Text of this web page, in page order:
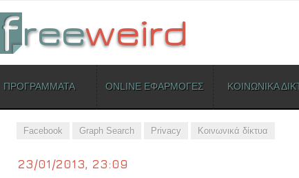
to content
ΠΡΟΓΡΑΜΜΑΤΑ ONLINE ΕΦΑΡΜΟΓΕΣ ΚΟΙΝΩΝΙΚΑ
Facebook Graph Search Privacy Κοινωνικά δίκτυα
23/01/2013, 23:09